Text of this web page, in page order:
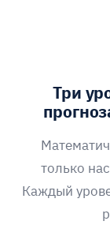
Три
только
Каждый